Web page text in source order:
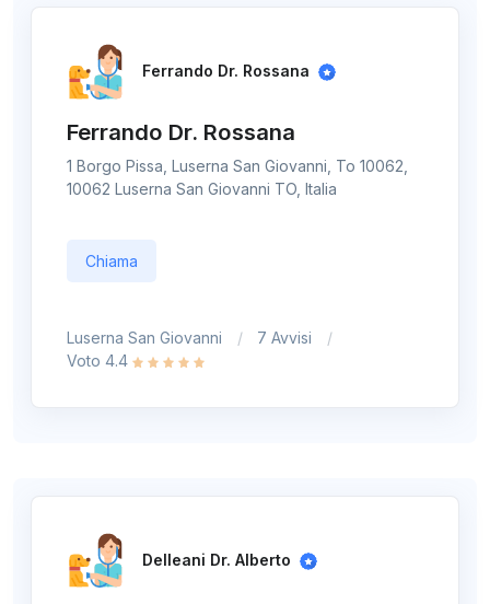
Ferrando Dr. Rossana
Ferrando Dr. Rossana
1 Borgo Pissa, Luserna San Giovanni, To 10062,
10062 Luserna San Giovanni TO, Italia
Chiama
Luserna San Giovanni
7 Avvisi
Voto 4.4
Delleani Dr. Alberto